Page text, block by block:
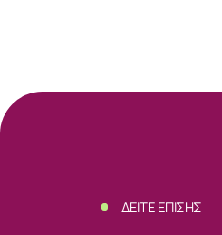
ΔΕΙΤΕ ΕΠΙΣΗΣ